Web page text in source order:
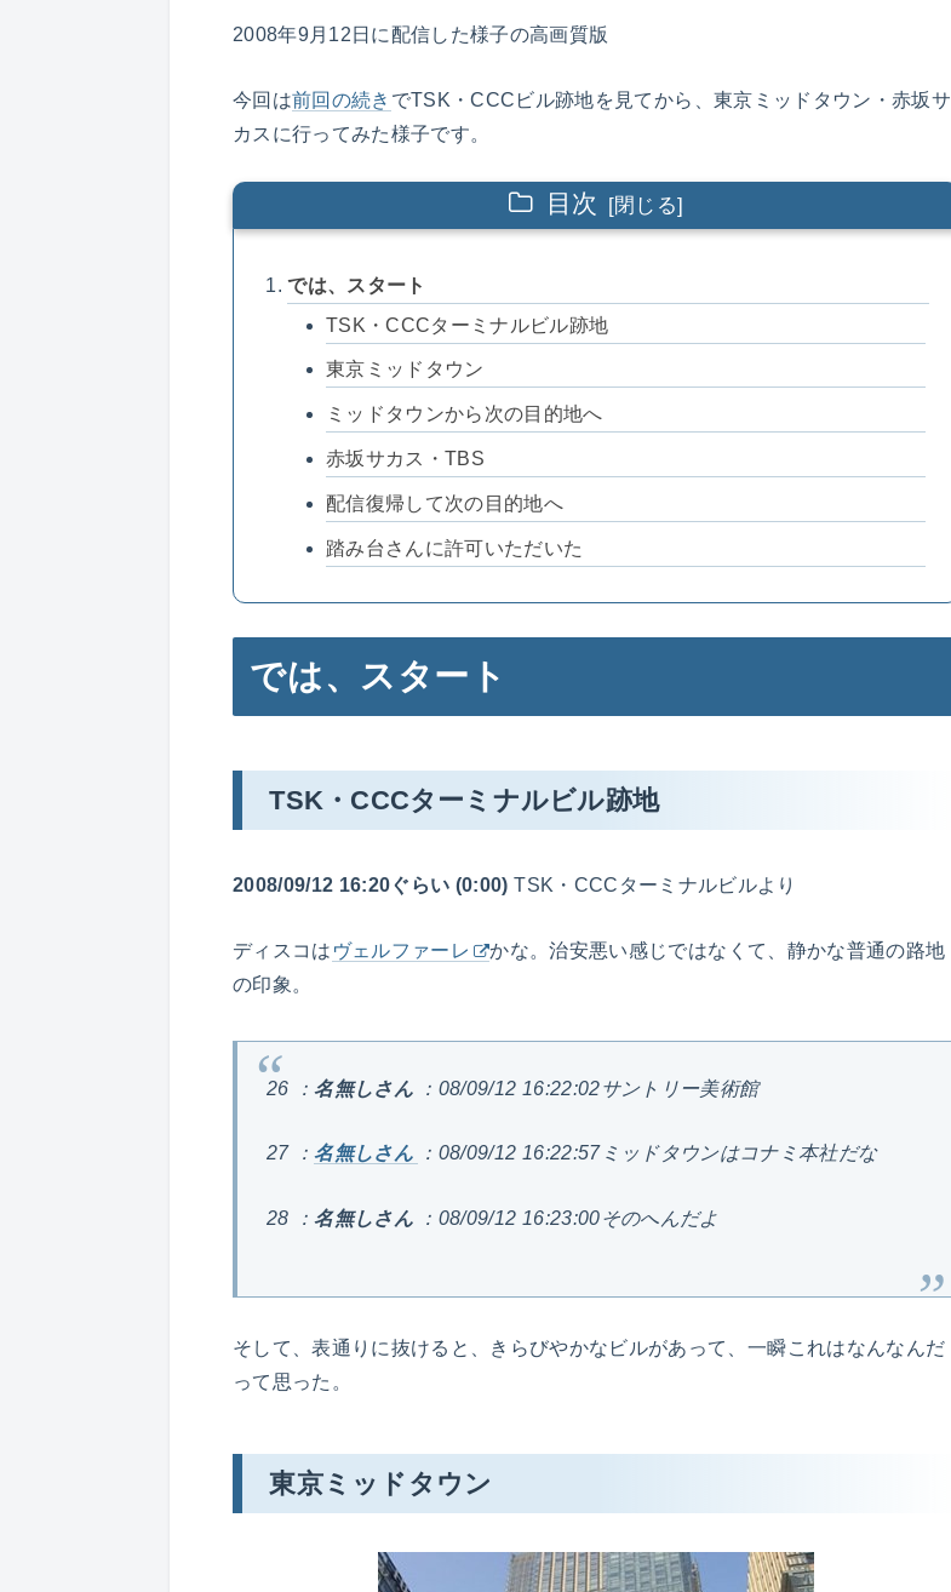
2008年9月12日に配信した様子の高画質版
今回は前回の続き でTSK・CCCビル跡地を見てから、東京ミッドタウン・赤坂サ
カスに行ってみた様子です。
目次
では、スタート
TSK・CCCターミナルビル跡地
東京ミッドタウン
ミッドタウンから次の目的地へ
赤坂サカス・TBS
配信復帰して次の目的地へ
踏み台さんに許可いただいた
では、スタート
TSK・CCCターミナルビル跡地
2008/09/12 16:20ぐらい (0:00) TSK・CCCターミナルビルより
ディスコは ヴェルファーレ
かな。治安悪い感じではなくて、静かな普通の路地
の印象。
26 ：名無しさん ：08/09/12 16:22:02サントリー美術館
27 ：名無しさん ：08/09/12 16:22:57ミッドタウンはコナミ本社だな
28 ：名無しさん ：08/09/12 16:23:00そのへんだよ
そして、表通りに抜けると、きらびやかなビルがあって、一瞬これはなんなんだ
って思った。
東京ミッドタウン